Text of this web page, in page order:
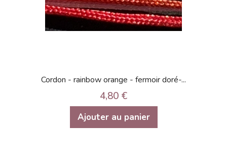
Cordon - rainbow orange - fermoir doré-...
4,80 €
Ajouter au panier